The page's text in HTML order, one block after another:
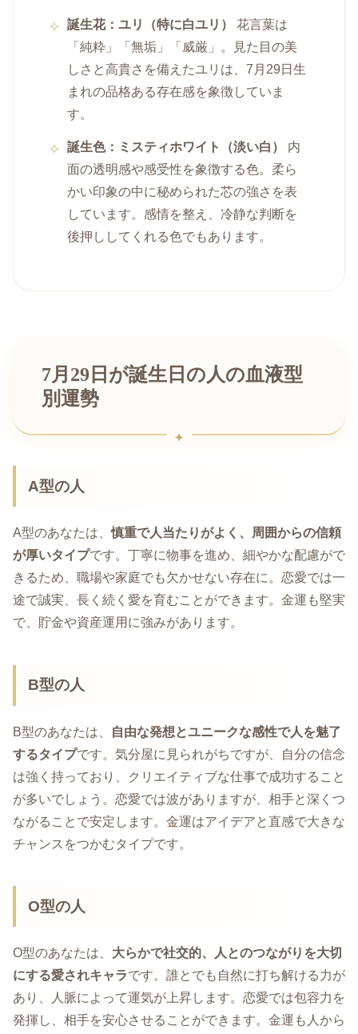
誕生花：ユリ（特に白ユリ）
花言葉は
「純粋」「無垢」「威厳」。見た目の美
しさと高貴さを備えたユリは、7月29日生
まれの品格ある存在感を象徴していま
す。
誕生色：ミスティホワイト（淡い白）
内
面の透明感や感受性を象徴する色。柔ら
かい印象の中に秘められた芯の強さを表
しています。感情を整え、冷静な判断を
後押ししてくれる色でもあります。
7月29日が誕生日の人の血液型
別運勢
A型の人
A型のあなたは、慎重で人当たりがよく、周囲からの信頼
が厚いタイプです。丁寧に物事を進め、細やかな配慮がで
きるため、職場や家庭でも欠かせない存在に。恋愛では一
途で誠実、長く続く愛を育むことができます。金運も堅実
で、貯金や資産運用に強みがあります。
B型の人
B型のあなたは、
自由な発想とユニークな感性で人を魅了
するタイプです。気分屋に見られがちですが、自分の信念
は強く持っており、クリエイティブな仕事で成功すること
が多いでしょう。恋愛では波がありますが、相手と深くつ
ながることで安定します。金運はアイデアと直感で大きな
チャンスをつかむタイプです。
O型の人
O型のあなたは、 大らかで社交的、人とのつながりを大切
にする愛されキャラです。誰とでも自然に打ち解ける力が
あり、人脈によって運気が上昇します。恋愛では包容力を
発揮し、相手を安心させることができます。金運も人から